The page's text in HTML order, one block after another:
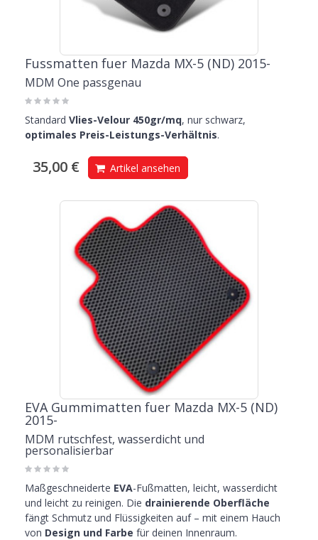
Fussmatten fuer Mazda MX-5 (ND) 2015-
MDM One passgenau
Standard Vlies-Velour 450gr/mq, nur schwarz,
optimales Preis-Leistungs-Verhältnis.
35,00 € Artikel ansehen
EVA Gummimatten fuer Mazda MX-5 (ND)
2015-
MDM rutschfest, wasserdicht und
personalisierbar
Maßgeschneiderte EVA-Fußmatten, leicht, wasserdicht
und leicht zu reinigen. Die drainierende Oberfläche
fängt Schmutz und Flüssigkeiten auf – mit einem Hauch
von Design und Farbe für deinen Innenraum.